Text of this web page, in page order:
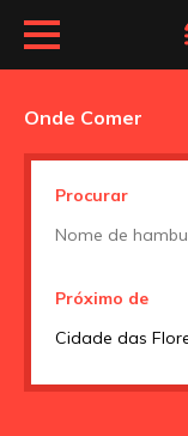
Onde Comer
Procurar
Próximo de